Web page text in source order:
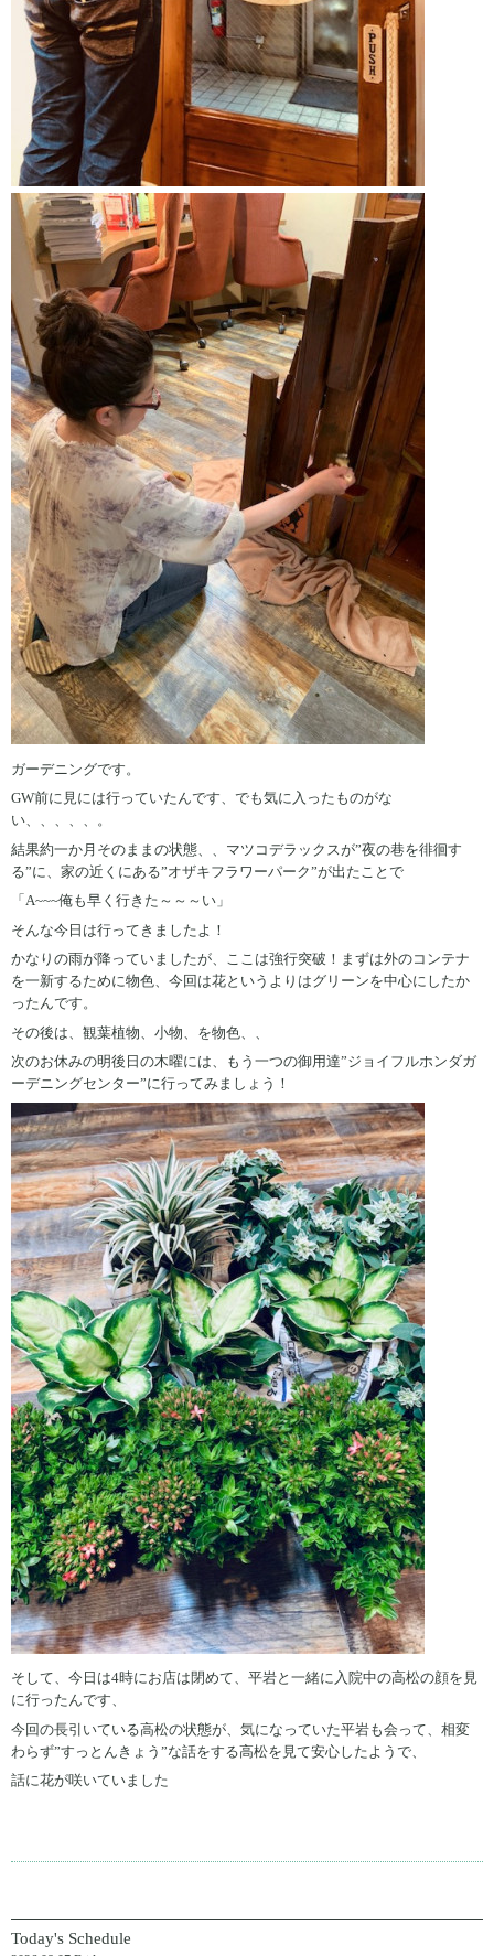
ガーデニングです。
GW前に見には行っていたんです、でも気に入ったものがな
い、、、、、。
結果約一か月そのままの状態、、マツコデラックスが”夜の巷を徘徊す
る”に、家の近くにある”オザキフラワーパーク”が出たことで
「A~~~俺も早く行きた～～～い」
そんな今日は行ってきましたよ！
かなりの雨が降っていましたが、ここは強行突破！まずは外のコンテナ
を一新するために物色、今回は花というよりはグリーンを中心にしたか
ったんです。
その後は、観葉植物、小物、を物色、、
次のお休みの明後日の木曜には、もう一つの御用達”ジョイフルホンダガ
ーデニングセンター”に行ってみましょう！
そして、今日は4時にお店は閉めて、平岩と一緒に入院中の高松の顔を見
に行ったんです、
今回の長引いている高松の状態が、気になっていた平岩も会って、相変
わらず”すっとんきょう”な話をする高松を見て安心したようで、
話に花が咲いていました
Today's Schedule